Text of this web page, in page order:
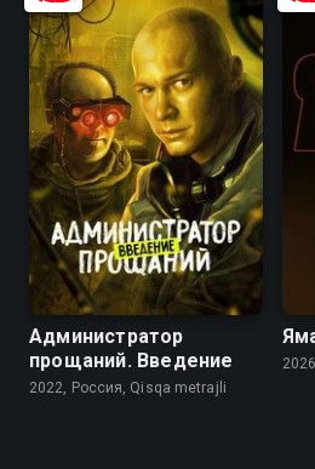
6.9 5.0
Администратор
прощаний. Введение
2022, Россия, Qisqa metrajli